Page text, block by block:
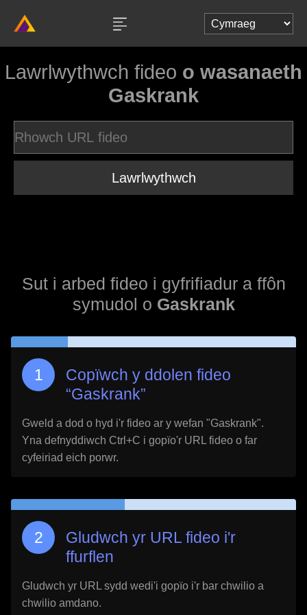
Lawrlwythwch fideo o wasanaeth
Gaskrank
Lawrlwythwch
Sut i arbed fideo i gyfrifiadur a ffôn
symudol o Gaskrank
Copïwch y ddolen fideo
“Gaskrank”
Gweld a dod o hyd i'r fideo ar y wefan "Gaskrank".
Yna defnyddiwch Ctrl+C i gopïo'r URL fideo o far
cyfeiriad eich porwr.
Gludwch yr URL fideo i'r
ffurflen
Gludwch yr URL sydd wedi'i gopïo i'r bar chwilio a
chwilio amdano.